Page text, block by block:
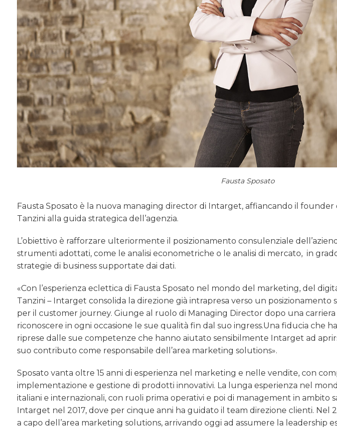
Fausta Sposato
Fausta Sposato è la nuova managing director di Intarget, affiancando il
Tanzini alla guida strategica dell’agenzia.
L’obiettivo è rafforzare ulteriormente il posizionamento consulenziale
strumenti adottati, come le analisi econometriche o le analisi di mercato, in
strategie di business supportate dai dati.
«Con l’esperienza eclettica di Fausta Sposato nel mondo del marketing, del
Tanzini – Intarget consolida la direzione già intrapresa verso un
per il customer journey. Giunge al ruolo di Managing Director dopo una
riconoscere in ogni occasione le sue qualità fin dal suo ingress.Una fiducia che
riprese dalle sue competenze che hanno aiutato sensibilmente Intarget ad
suo contributo come responsabile dell’area marketing solutions».
Sposato vanta oltre 15 anni di esperienza nel marketing e nelle vendite, con
implementazione e gestione di prodotti innovativi. La lunga esperienza nel
italiani e internazionali, con ruoli prima operativi e poi di management in ambito
Intarget nel 2017, dove per cinque anni ha guidato il team direzione clienti. Nel
a capo dell’area marketing solutions, arrivando oggi ad assumere la leadership